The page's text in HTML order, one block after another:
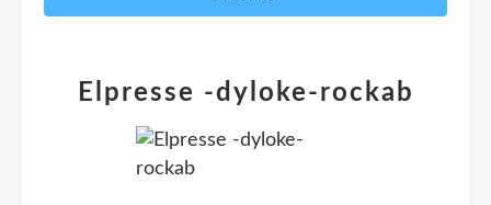
Elpresse -dyloke-rockab